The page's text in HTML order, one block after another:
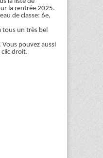
la rentrée 2025.
de classe: 6e,
tous un très bel
Vous pouvez aussi
clic droit.